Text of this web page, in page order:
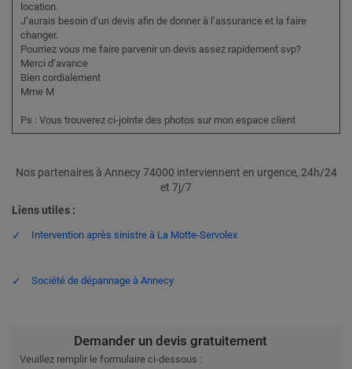
location.
J’aurais besoin d’un devis afin de donner à l’assurance et la faire
changer.
Pourriez vous me faire parvenir un devis assez rapidement svp?
Merci d’avance
Bien cordialement
Mme M
Ps : Vous trouverez ci-jointe des photos sur mon espace client
Nos partenaires à Annecy 74000 interviennent en urgence, 24h/24
et 7j/7
Liens utiles :
Intervention après sinistre à La Motte-Servolex
Société de dépannage à Annecy
Demander un devis gratuitement
Veuillez remplir le formulaire ci-dessous :